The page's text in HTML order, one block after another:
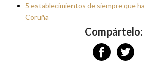
5 establecimientos de siempre que
Coruña
Compártelo: